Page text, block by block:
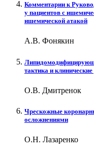
Комментарии к
у пациентов с
ишемической атакой
А.В. Фонякин
тактика и
О.В. Дмитренок
Чреcкожные
осложнениями
О.Н. Лазаренко